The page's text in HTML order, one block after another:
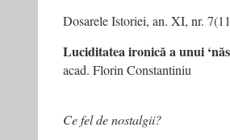
Dosarele Istoriei, an. XI, nr.
Luciditatea ironică a unui
acad. Florin Constantiniu
Ce fel de nostalgii?